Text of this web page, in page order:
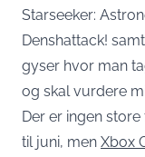
Starseeker:
Denshattack!
gyser hvor man
og skal vurdere
Der er ingen
til juni, men Xbox